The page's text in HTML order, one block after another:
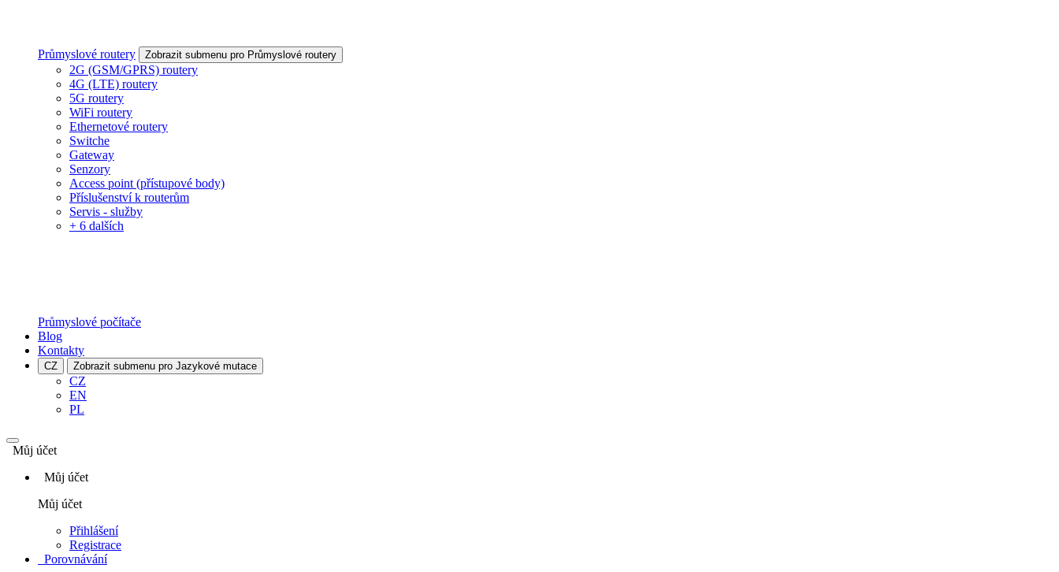
Průmyslové routery Zobrazit submenu pro Průmyslové routery
2G (GSM/GPRS) routery
4G (LTE) routery
5G routery
WiFi routery
Ethernetové routery
Switche
Gateway
Senzory
Access point (přístupové body)
Příslušenství k routerům
Servis - služby
+ 6 dalších
Průmyslové počítače
Blog
Kontakty
CZ Zobrazit submenu pro Jazykové mutace
CZ
EN
PL
Můj účet
Můj účet
Můj účet
Přihlášení
Registrace
Porovnávání